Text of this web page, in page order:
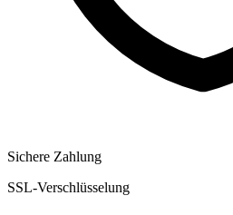
Sichere Zahlung
SSL-Verschlüsselung